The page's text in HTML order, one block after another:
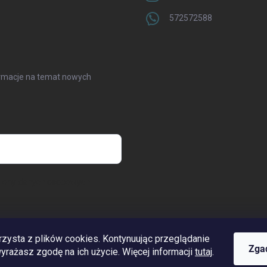
z plików cookies. Kontynuując przeglądanie
zgodę na ich użycie. Więcej informacji tutaj.
572572588
na temat nowych
www.streleckyraj.cz | www.streleckyraj.sk | www.strzeleckiraj.pl